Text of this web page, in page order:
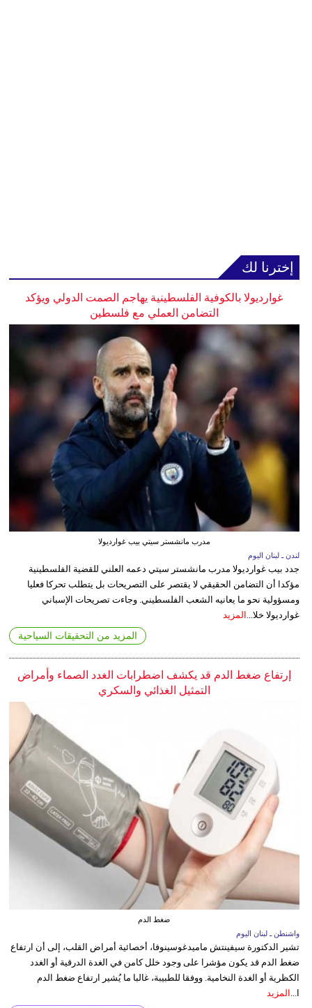
إخترنا لك
غوارديولا بالكوفية الفلسطينية يهاجم الصمت الدولي ويؤكد
التضامن العملي مع فلسطين
مدرب مانشستر سيتي بيب غوارديولا
لندن ـ لبنان اليوم
جدد بيب غوارديولا مدرب مانشستر سيتي دعمه العلني للقضية الفلسطينية
مؤكدا أن التضامن الحقيقي لا يقتصر على التصريحات بل يتطلب تحركا فعليا
ومسؤولية نحو ما يعانيه الشعب الفلسطيني. وجاءت تصريحات الإسباني
غوارديولا خلا... المزيد
المزيد من التحقيقات السياحية
إرتفاع ضغط الدم قد يكشف اضطرابات الغدد الصماء وأمراض
التمثيل الغذائي والسكري
ضغط الدم
واشنطن ـ لبنان اليوم
تشير الدكتورة سيفينتش ماميدغوسينوفا، أخصائية أمراض القلب، إلى أن ارتفاع
ضغط الدم قد يكون مؤشرا على وجود خلل كامن في الغدة الدرقية أو الغدد
الكظرية أو الغدة النخامية. ووفقا للطبيبة، غالبا ما يُشير ارتفاع ضغط الدم
ا... المزيد